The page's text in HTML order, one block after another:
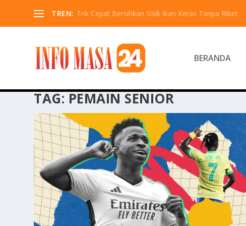
TREN: Trik Cepat Bersihkan Sisik Ikan Keras Tanpa Ribet
BERANDA
TAG: PEMAIN SENIOR